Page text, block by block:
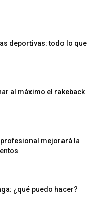
deportivas: todo lo que
al máximo el rakeback
mejorará la
¿qué puedo hacer?